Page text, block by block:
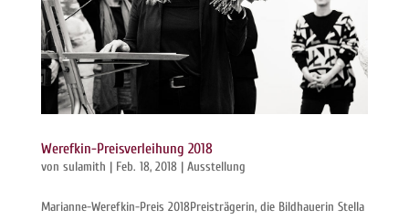
Werefkin-Preisverleihung 2018
von sulamith | Feb. 18, 2018| Ausstellung
Marianne-Werefkin-Preis 2018Preisträgerin, die Bildhauerin Stella